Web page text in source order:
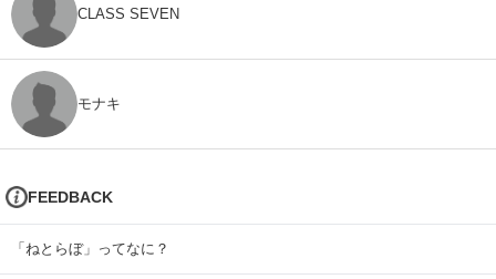
CLASS SEVEN
モナキ
FEEDBACK
「ねとらぼ」ってなに？